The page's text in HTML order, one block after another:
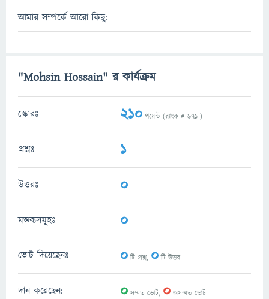
আমার সম্পর্কে আরো কিছু:
"Mohsin Hossain" র কার্যক্রম
স্কোরঃ 210 পয়েন্ট (র‌্যাংক # 671 )
প্রশ্নঃ 1
উত্তরঃ 0
মন্তব্যসমূহঃ 0
ভোট দিয়েছেনঃ 0টি প্রশ্ন, 0টি উত্তর
দান করেছেন: 0সম্মত ভোট, 0অসম্মত ভোট